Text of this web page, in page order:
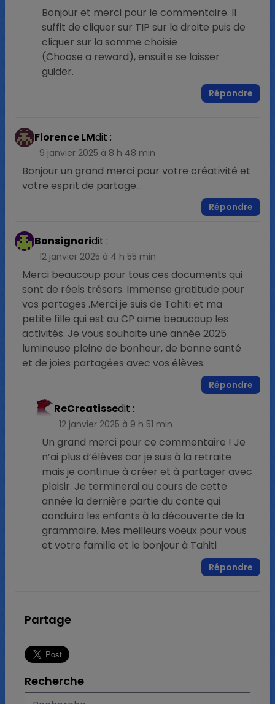
Bonjour et merci pour le commentaire. Il
suffit de cliquer sur TIP sur la droite puis de
cliquer sur la somme choisie
(Choose a reward), ensuite se laisser
guider.
Répondre
Florence LMdit :
9 janvier 2025 à 8 h 48 min
Bonjour un grand merci pour votre créativité et
votre esprit de partage…
Répondre
Bonsignoridit :
12 janvier 2025 à 4 h 55 min
Merci beaucoup pour tous ces documents qui
sont de réels trésors. Immense gratitude pour
vos partages .Merci je suis de Tahiti et ma
petite fille qui est au CP aime beaucoup les
activités. Je vous souhaite une année 2025
lumineuse pleine de bonheur, de bonne santé
et de joies partagées avec vos élèves.
Répondre
ReCreatissedit :
12 janvier 2025 à 9 h 51 min
Un grand merci pour ce commentaire ! Je
n’ai plus d’élèves car je suis à la retraite
mais je continue à créer et à partager avec
plaisir. Je terminerai au cours de cette
année la dernière partie du conte qui
conduira les enfants à la découverte de la
grammaire. Mes meilleurs voeux pour vous
et votre famille et le bonjour à Tahiti
Répondre
Partage
Recherche